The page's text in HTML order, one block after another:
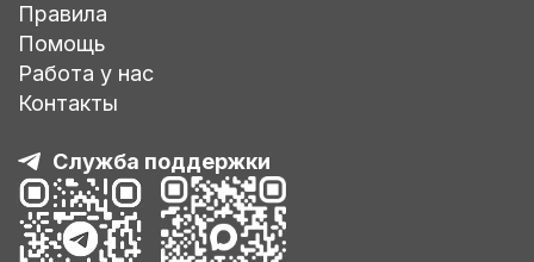
Правила
Помощь
Работа у нас
Контакты
Служба поддержки